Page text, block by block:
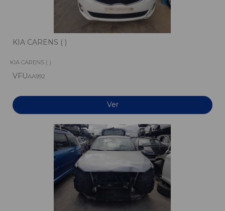
KIA CARENS ( )
KIA CARENS ( )
VFUAA992
Ver